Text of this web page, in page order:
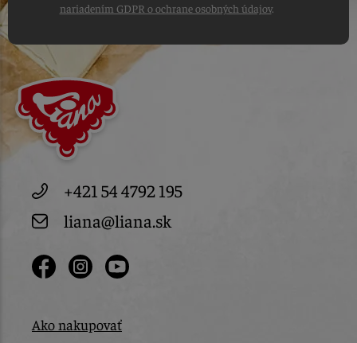
nariadením GDPR o ochrane osobných údajov.
+421 54 4792 195
liana@liana.sk
Ako nakupovať